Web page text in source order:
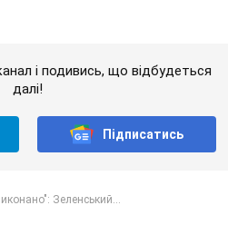
і подивись, що відбудеться
далі!
Підписатись
Зеленський...